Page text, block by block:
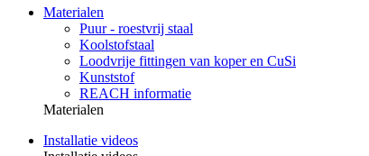
Materialen
Puur - roestvrij staal
Koolstofstaal
Loodvrije fittingen van koper en CuSi
Kunststof
REACH informatie
Materialen
Installatie videos